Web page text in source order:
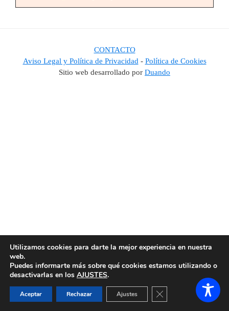
CONTACTO
Aviso Legal y Política de Privacidad - Política de Cookies
Sitio web desarrollado por Duando
Utilizamos cookies para darte la mejor experiencia en nuestra
web.
Puedes informarte más sobre qué cookies estamos utilizando o
desactivarlas en los AJUSTES.
Aceptar Rechazar Ajustes Cerrar el banner de